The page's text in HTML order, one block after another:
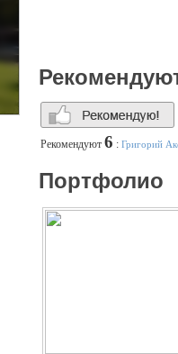
Рекомендуют 6 : Григорий
Портфолио